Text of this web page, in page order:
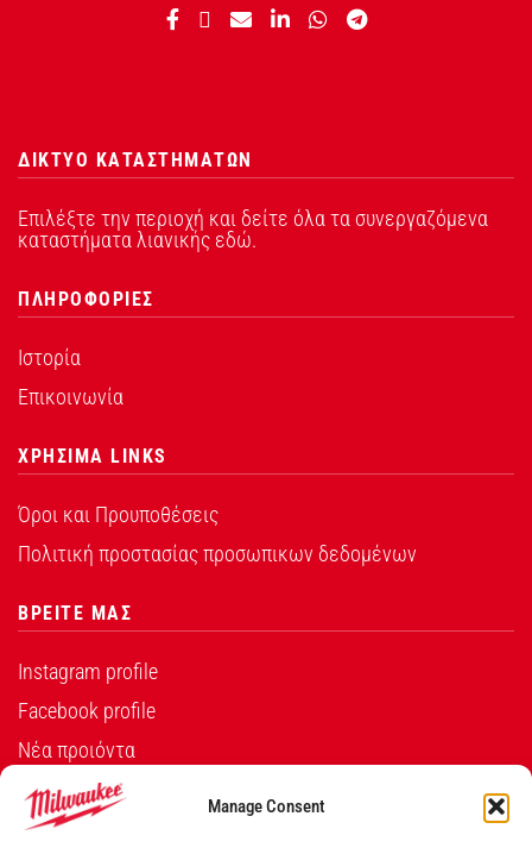
Manage Consent
ΔΙΚΤΥΟ ΚΑΤΑΣΤΗΜΑΤΩΝ
Επιλέξτε την περιοχή και δείτε όλα τα συνεργαζόμενα
καταστήματα λιανικής εδώ.
ΠΛΗΡΟΦΟΡΙΕΣ
Ιστορία
Επικοινωνία
ΧΡΗΣΙΜΑ LINKS
Όροι και Προυποθέσεις
Πολιτική προστασίας προσωπικων δεδομένων
ΒΡΕΙΤΕ ΜΑΣ
Instagram profile
Facebook profile
Νέα προιόντα
ΣΧΕΤΙΚΑ ΜΕ ΕΜΑΣ